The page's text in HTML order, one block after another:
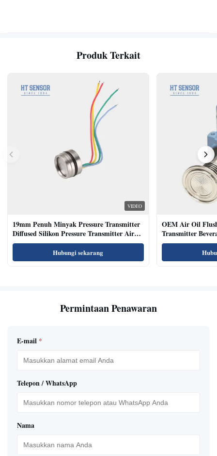
Produk Terkait
VIDEO
19mm Penuh Minyak Pressure Transmitter
Diffused Silikon Pressure Transmitter Air
Oil Test
Hubungi sekarang
OEM Air Oil
Transmitter
Sensor
Permintaan Penawaran
E-mail *
Telepon / WhatsApp
Nama